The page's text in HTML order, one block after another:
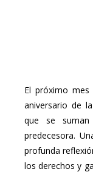
El próximo
aniversario de
que se
predecesora.
profunda
los derechos y